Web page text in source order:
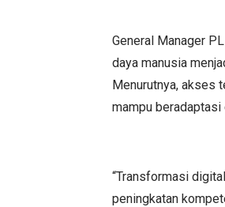
General Manager
daya manusia
Menurutnya, akses
mampu beradaptasi
“Transformasi
peningkatan